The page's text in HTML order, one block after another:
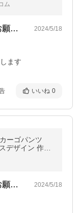
ム
また機会が有りましたらよろしくお願いし… 2024/5/18
ます
いいね 0
ーゴパンツ
デザイン 作業
また機会が有りましたらよろしくお願いし… 2024/5/18